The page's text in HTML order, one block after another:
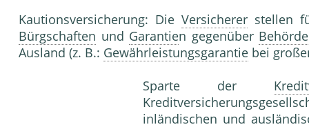
Kautionsversicherung: Die Versichererstellen
Bürgschaften und Garantien gegenüber Behörde
Ausland (z. B.: Gewährleistungsgarantie bei
Sparte der
inländischen und